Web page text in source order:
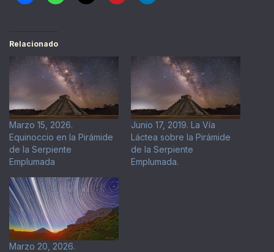
Relacionado
Marzo 15, 2026.
Equinoccio en la Pirámide
de la Serpiente
Emplumada
Junio 17, 2019. La Vía
Láctea sobre la Pirámide
de la Serpiente
Emplumada.
Marzo 20, 2026.